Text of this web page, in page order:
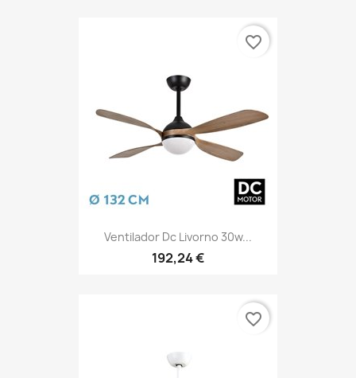
Ventilador Dc Livorno 30w...
192,24 €
favorite_border
favorite_border